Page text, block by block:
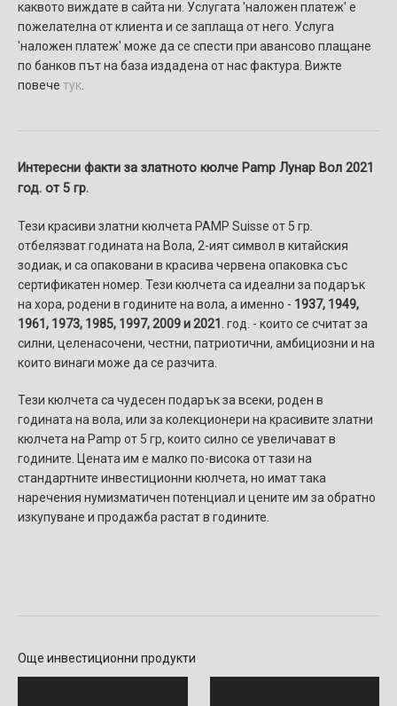
каквото виждате в сайта ни. Услугaтa 'наложен платеж' e
пожелателнa от клиента и се заплаща от него. Услуга
'наложен платеж' може да се спести при авансово плащане
по банков път на база издадена от нас фактура. Вижте
повече тук
Интересни факти за златното кюлче Pamp Лунар Вол 2021
год. от 5 гр.
Тези красиви златни кюлчета PAMP Suisse от 5 гр.
отбелязват годината на Вола, 2-ият символ в китайския
зодиак, и са опаковани в красива червена опаковка със
сертификатен номер. Тези кюлчета са идеални за подарък
на хора, родени в годините на вола, а именно - 1937, 1949,
1961, 1973, 1985, 1997, 2009 и 2021 . год. - които се считат за
силни, целенасочени, честни, патриотични, амбициозни и на
които винаги може да се разчита.
Тези кюлчета са чудесен подарък за всеки, роден в
годината на вола, или за колекционери на красивите златни
кюлчета на Pamp от 5 гр, които силно се увеличават в
годините. Цената им е малко по-висока от тази на
стандартните инвестиционни кюлчета, но имат така
наречения нумизматичен потенциал и цените им за обратно
изкупуване и продажба растат в годините.
Още инвестиционни продукти